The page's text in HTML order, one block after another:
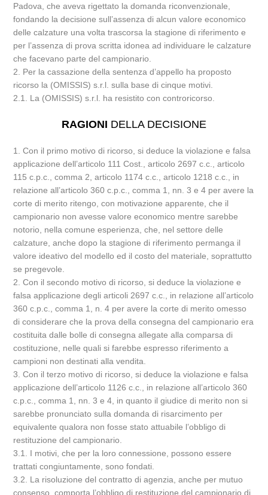
Padova, che aveva rigettato la domanda riconvenzionale,
fondando la decisione sull’assenza di alcun valore economico
delle calzature una volta trascorsa la stagione di riferimento e
per l’assenza di prova scritta idonea ad individuare le calzature
che facevano parte del campionario.
2. Per la cassazione della sentenza d’appello ha proposto
ricorso la (OMISSIS) s.r.l. sulla base di cinque motivi.
2.1. La (OMISSIS) s.r.l. ha resistito con controricorso.
RAGIONI DELLA DECISIONE
1. Con il primo motivo di ricorso, si deduce la violazione e falsa
applicazione dell’articolo 111 Cost., articolo 2697 c.c., articolo
115 c.p.c., comma 2, articolo 1174 c.c., articolo 1218 c.c., in
relazione all’articolo 360 c.p.c., comma 1, nn. 3 e 4 per avere la
corte di merito ritengo, con motivazione apparente, che il
campionario non avesse valore economico mentre sarebbe
notorio, nella comune esperienza, che, nel settore delle
calzature, anche dopo la stagione di riferimento permanga il
valore ideativo del modello ed il costo del materiale, soprattutto
se pregevole.
2. Con il secondo motivo di ricorso, si deduce la violazione e
falsa applicazione degli articoli 2697 c.c., in relazione all’articolo
360 c.p.c., comma 1, n. 4 per avere la corte di merito omesso
di considerare che la prova della consegna del campionario era
costituita dalle bolle di consegna allegate alla comparsa di
costituzione, nelle quali si farebbe espresso riferimento a
campioni non destinati alla vendita.
3. Con il terzo motivo di ricorso, si deduce la violazione e falsa
applicazione dell’articolo 1126 c.c., in relazione all’articolo 360
c.p.c., comma 1, nn. 3 e 4, in quanto il giudice di merito non si
sarebbe pronunciato sulla domanda di risarcimento per
equivalente qualora non fosse stato attuabile l’obbligo di
restituzione del campionario.
3.1. I motivi, che per la loro connessione, possono essere
trattati congiuntamente, sono fondati.
3.2. La risoluzione del contratto di agenzia, anche per mutuo
consenso, comporta l’obbligo di restituzione del campionario di